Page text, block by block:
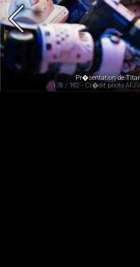
Pr�sentation de
178 / 182 - Cr�dit photo